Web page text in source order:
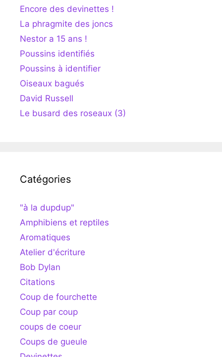
Encore des devinettes !
La phragmite des joncs
Nestor a 15 ans !
Poussins identifiés
Poussins à identifier
Oiseaux bagués
David Russell
Le busard des roseaux (3)
Catégories
"à la dupdup"
Amphibiens et reptiles
Aromatiques
Atelier d'écriture
Bob Dylan
Citations
Coup de fourchette
Coup par coup
coups de coeur
Coups de gueule